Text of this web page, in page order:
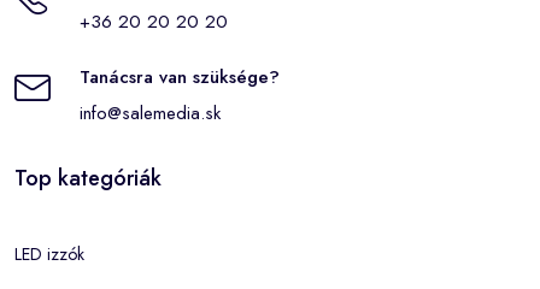
+36 20 20 20 20
Tanácsra van szüksége?
info@salemedia.sk
Top kategóriák
LED izzók